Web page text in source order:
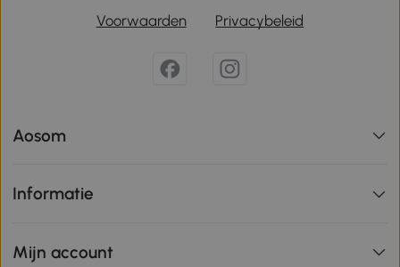
Voorwaarden Privacybeleid
Aosom
Informatie
Mijn account